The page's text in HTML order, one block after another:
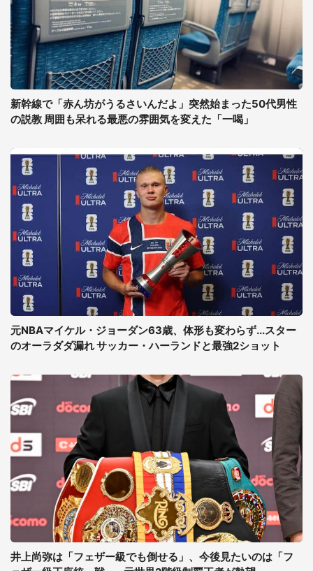
新幹線で「赤ん坊がうるさいんだよ」突然始まった50代男性
の説教 周囲も呆れる最悪の雰囲気を変えた「一喝」
元NBAマイケル・ジョーダン63歳、体形も変わらず...スター
のオーラダダ漏れ サッカー・ハーランドと最強2ショット
井上尚弥は「フェザー級でも倒せる」、今後見たいのは「フ